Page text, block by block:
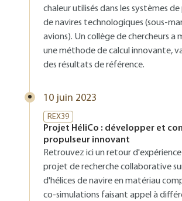
chaleur utilisés dans les systèmes
de navires technologiques (sous-
avions). Un collège de chercheurs a
une méthode de calcul innovante,
des résultats de référence.
10 juin 2023
REX39
Projet HéliCo : développer et
propulseur innovant
Retrouvez ici un retour d'expérience
projet de recherche collaborative
d'hélices de navire en matériau
co-simulations faisant appel à